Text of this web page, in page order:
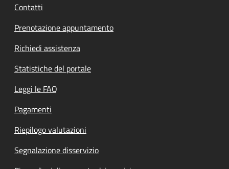
Contatti
Prenotazione appuntamento
Richiedi assistenza
Statistiche del portale
Leggi le FAQ
Pagamenti
Riepilogo valutazioni
Segnalazione disservizio